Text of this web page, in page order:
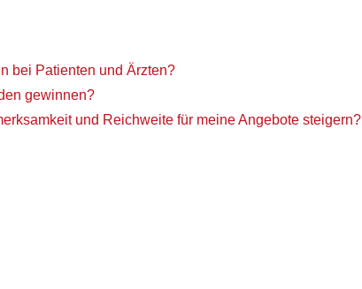
bei Patienten und Ärzten?
gewinnen?
und Reichweite für meine Angebote steigern?